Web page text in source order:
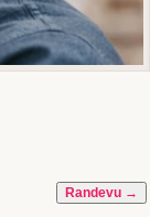
Randevu →